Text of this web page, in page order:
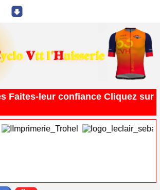
Faites-leur confiance Cliquez sur